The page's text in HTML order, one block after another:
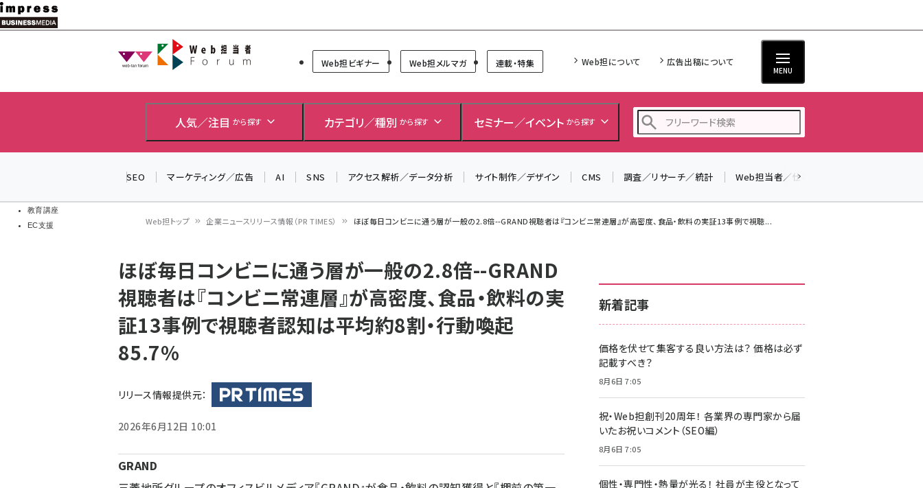
メ
イ
教育講座
EC支援
Web担当者Forum
Web担ビギナー Web担メルマガ 連載・特集 Web担について 広告出稿について
MENU
人気／注目 から探す カテゴリ／種別 から探す セミナー／イベント から探す
ai (2804)
z世代 (1622)
meo (1275)
SEO マーケティング／広告 AI SNS アクセス解析／データ分析 サイト制作／デザイン CMS 調査／リサーチ／統計 Web担当者／仕事
ン
く
ず
Web担トップ 企業ニュースリリース情報（PR TIMES） ほぼ毎日コンビニに通う層が一般の2.8倍--GRAND視聴者は『コンビニ常連層』が高密度、食品・飲料の実証13事例で視聴...
ほぼ毎日コンビニに通う層が一般の2.8倍--GRAND
視聴者は『コンビニ常連層』が高密度、食品・飲料の実
証13事例で視聴者認知は平均約8割・行動喚起
85.7%
リリース情報提供元：
2026年6月12日 10:01
GRAND
新着記事
価格を伏せて集客する良い方法は？ 価格は必ず
記載すべき？
8月6日 7:05
祝・Web担創刊20周年！ 各業界の専門家から届
いたお祝いコメント（SEO編）
8月6日 7:05
個性・専門性・熱量が光る！ 社員が主役となって
＼ 8月27日開催、申し込み受付中！ ／
2026」開催！
▼申し込みはこちらから▼